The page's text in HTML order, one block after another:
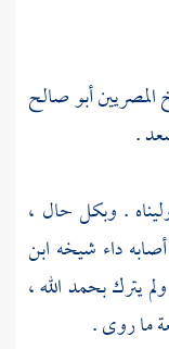
أبو صالح
.
. وبكل حال ،
داء شيخه ابن
يترك بحمد الله ،
ما روى .